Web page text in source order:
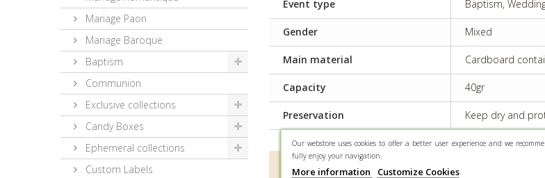
Mariage Paon
Mariage Baroque
Baptism
Communion
Exclusive collections
Candy Boxes
Ephemeral collections
Custom Labels
Event type Baptism,
Gender Mixed
Main material Cardboard
Capacity 40gr
Preservation Keep dry and
MORE INFO
Our webstore uses cookies to offer a better user experience and we
fully enjoy your navigation.
More information Customize Cookies